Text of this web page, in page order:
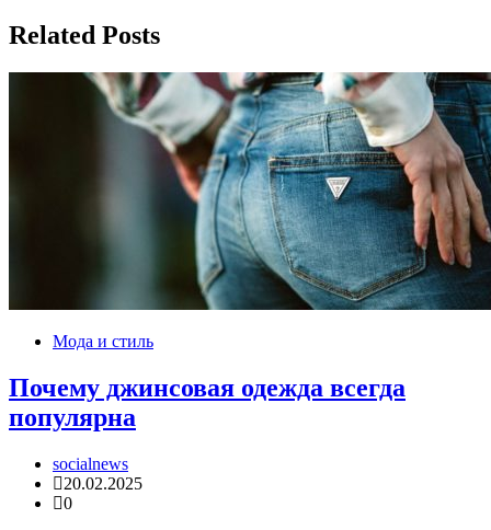
Related Posts
Мода и стиль
Почему джинсовая одежда всегда
популярна
socialnews
20.02.2025
0